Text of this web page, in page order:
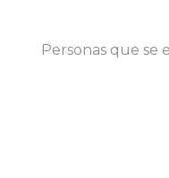
Personas que se